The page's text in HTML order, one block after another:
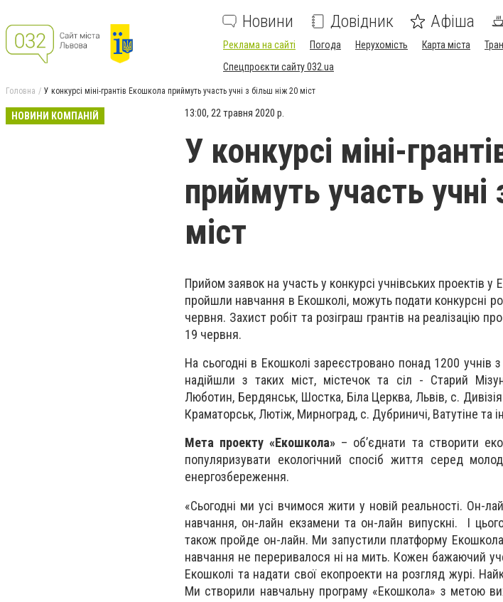
Новини Довідник Афіша
Реклама на сайті Погода Нерухомість Карта міста
Спецпроєкти сайту 032.ua
Головна У конкурсі міні-грантів Екошкола приймуть участь учні з більш ніж 20 міст
НОВИНИ КОМПАНІЙ 13:00, 22 травня 2020 р.
У конкурсі міні-
приймуть участь
міст
Прийом заявок на участь у конкурсі учнівських проектів у
пройшли навчання в Екошколі, можуть подати конкурсні
червня. Захист робіт та розіграш грантів на реалізацію
19 червня.
На сьогодні в Екошколі зареєстровано понад 1200 учнів
надійшли з таких міст, містечок та сіл - Старий
Люботин, Бердянськ, Шостка, Біла Церква, Львів, с.
Краматорськ, Лютіж, Мирноград, с. Дубриничі, Ватутіне та
Мета проекту «Екошкола» – об’єднати та створити
популяризувати екологічний спосіб життя серед
енергозбереження.
«Сьогодні ми усі вчимося жити у новій реальності. Он-
навчання, он-лайн екзамени та он-лайн випускні. І
також пройде он-лайн. Ми запустили платформу
навчання не переривалося ні на мить. Кожен бажаючий
Екошколі та надати свої екопроекти на розгляд журі.
Ми створили навчальну програму «Екошкола» з метою